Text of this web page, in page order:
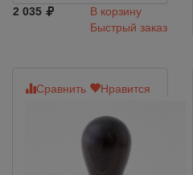
2 035
В корзину
Быстрый заказ
Сравнить Нравится